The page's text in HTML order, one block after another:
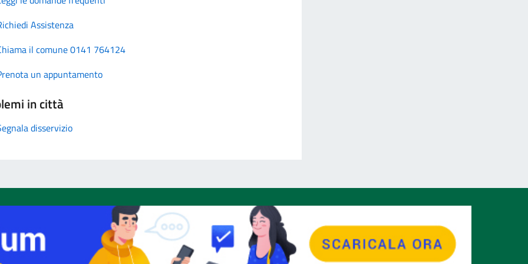
Assistenza
il comune 0141 764124
un appuntamento
in città
disservizio